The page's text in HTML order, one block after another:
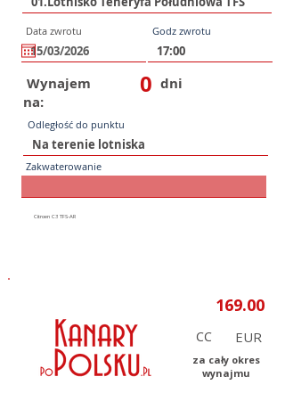
Data zwrotu Godz zwrotu
Wynajem
na:
0 dni
Odległość do punktu
Zakwaterowanie
CC
za cały okres
wynajmu